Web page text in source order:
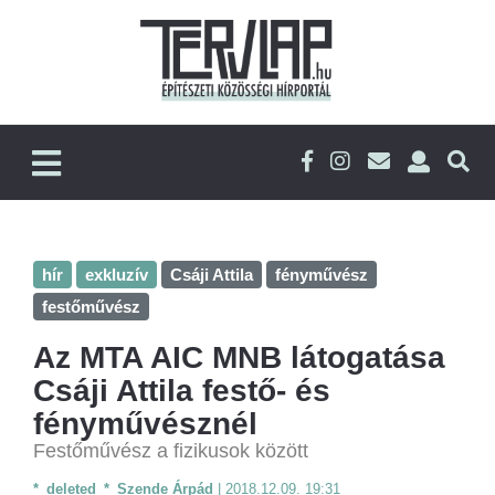
hír exkluzív Csáji Attila
fényművész
festőművész
Az MTA AIC MNB látogatása
Csáji Attila festő- és
fényművésznél
Festőművész a fizikusok között
*_deleted_*_Szende Árpád 2018.12.09. 19:31